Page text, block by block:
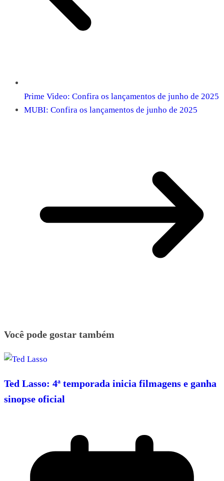
Prime Video: Confira os lançamentos de junho de 2025
MUBI: Confira os lançamentos de junho de 2025
Você pode gostar também
Ted Lasso: 4ª temporada inicia filmagens e ganha
sinopse oficial